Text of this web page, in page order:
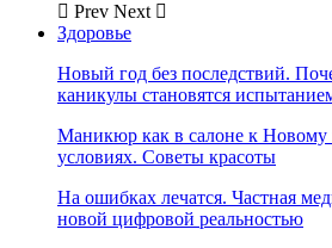
Prev Next
Здоровье
Новый год без последствий.
каникулы становятся
Маникюр как в салоне к
условиях. Советы красоты
На ошибках лечатся. Частная
новой цифровой реальностью